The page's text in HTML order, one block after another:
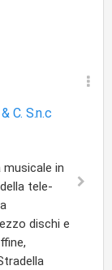
C. S.n.c
in
tele-
dischi e